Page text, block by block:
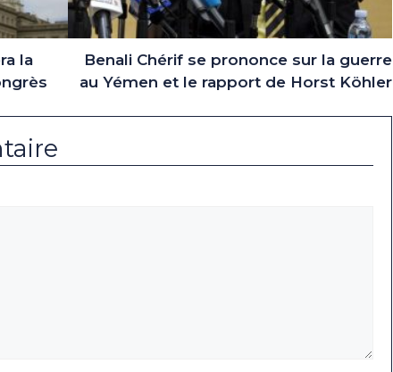
la
Benali Chérif se prononce sur la guerre
au Yémen et le rapport de Horst Köhler